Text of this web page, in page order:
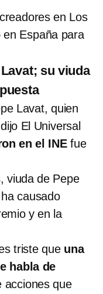
en Los
España para
su viuda
Lavat, quien
El Universal
en el INEfue
viuda de Pepe
causado
y en la
triste que una
habla de
acciones que